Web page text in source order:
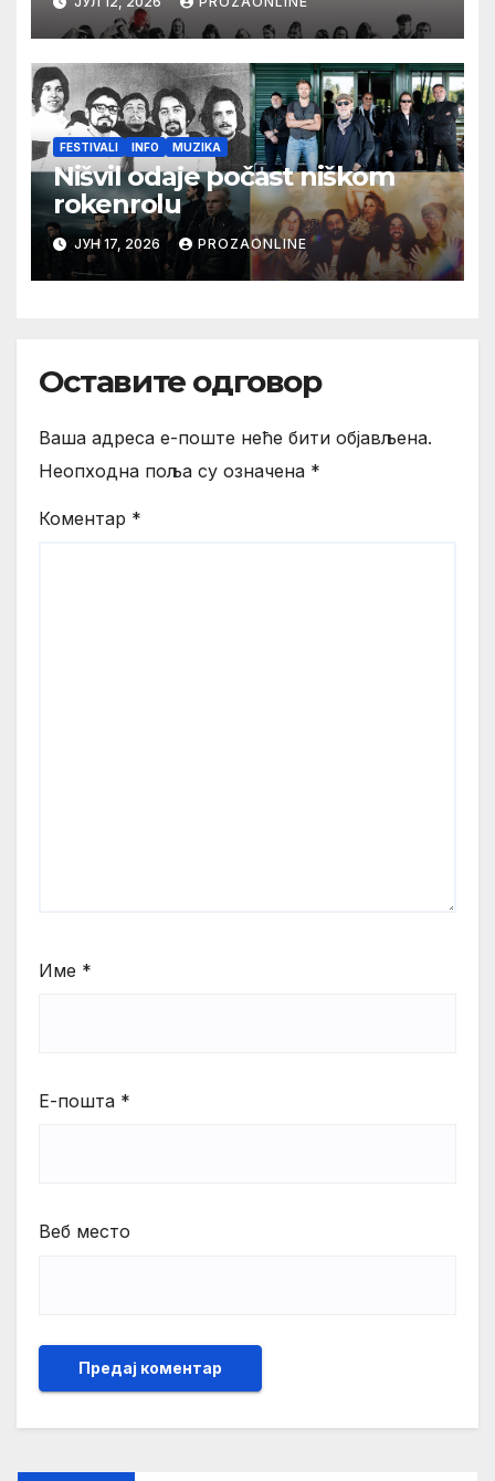
Karlovim Varima
FESTIVALI INFO MUZIKA
Nišvil odaje počast niškom
rokenrolu
ЈУН 17, 2026 PROZAONLINE
Оставите одговор
Ваша адреса е-поште неће бити објављена.
Неопходна поља су означена *
Коментар *
Име *
Е-пошта *
Веб место